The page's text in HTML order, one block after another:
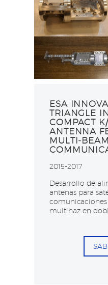
ESA
TRIANGLE
COMPACT
ANTENNA
2015-2017
Desarrollo de
antenas para
multihaz en